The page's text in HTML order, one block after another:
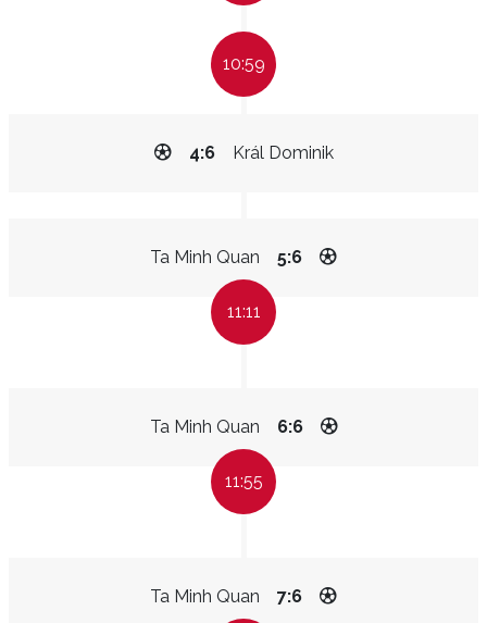
10:59
Král Dominik
4:6
Ta Minh Quan 5:6
11:11
Ta Minh Quan 6:6
11:55
Ta Minh Quan 7:6